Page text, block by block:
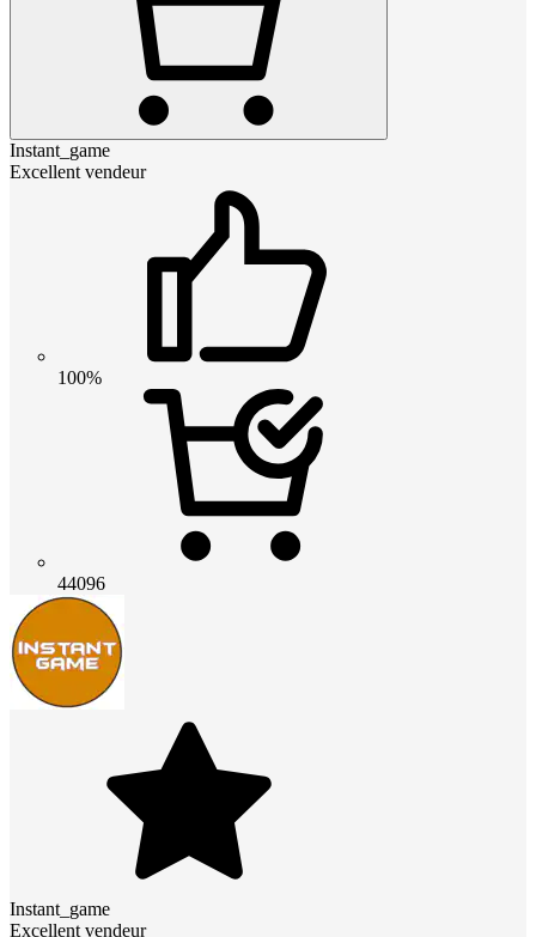
Instant_game
Excellent vendeur
100%
44096
Instant_game
Excellent vendeur